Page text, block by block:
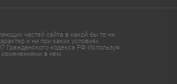
частей сайта в какой бы то ни
и ни при каких условиях
Гражданского кодекса РФ Используя
изменениями в нем.